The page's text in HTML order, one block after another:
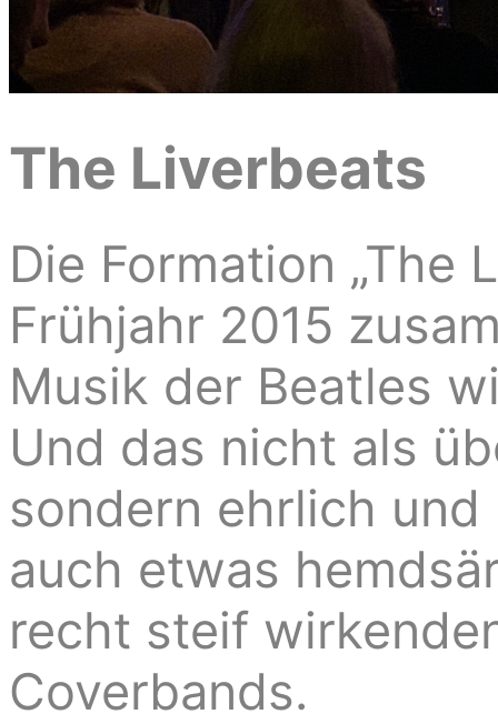
The Liverbeats
Die Formation „The
Frühjahr 2015
Musik der Beatles
Und das nicht als
sondern ehrlich
auch etwas
recht steif
Coverbands.